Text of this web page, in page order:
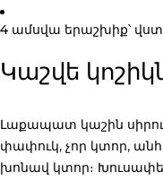
4 ամսվա երաշխիք՝
Կաշվե
Լաքապատ կաշին
փափուկ, չոր կտոր,
խոնավ կտոր։